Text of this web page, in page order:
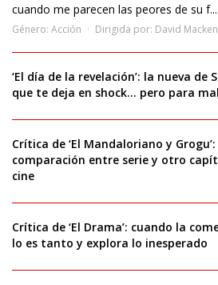
cuando me parecen las peores de su f...
Género: Acción Dirigida por: David
‘El día de la revelación’: la nueva de
que te deja en shock… pero para mal
Crítica de ‘El Mandaloriano y
comparación entre serie y otro
cine
Crítica de ‘El Drama’: cuando la
lo es tanto y explora lo inesperado